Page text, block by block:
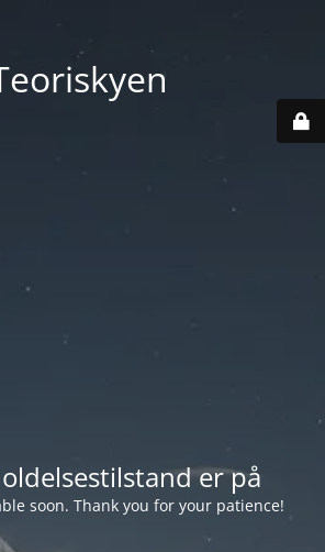
er på
soon. Thank you for your patience!